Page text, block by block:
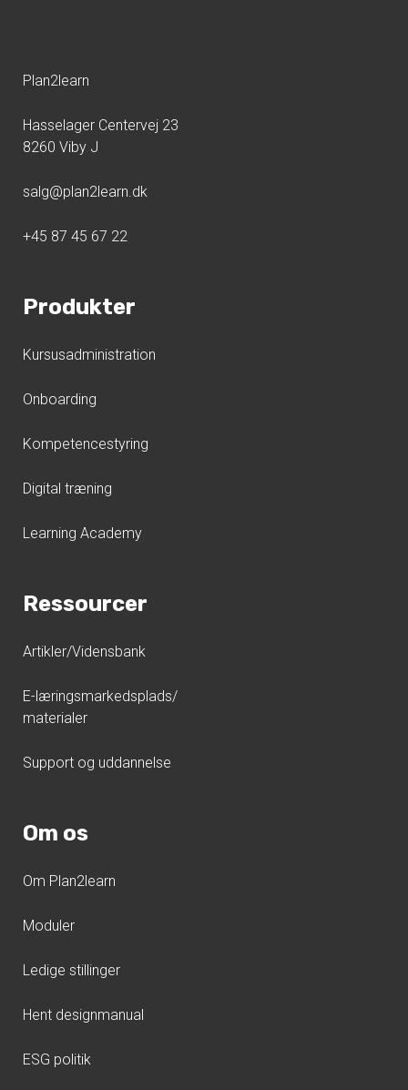
Plan2learn
Hasselager Centervej 23
8260 Viby J
salg@plan2learn.dk
+45 87 45 67 22
Produkter
Kursusadministration
Onboarding
Kompetencestyring
Digital træning
Learning Academy
Ressourcer
Artikler/Vidensbank
E-læringsmarkedsplads/
materialer
Support og uddannelse
Om os
Om Plan2learn
Moduler
Ledige stillinger
Hent designmanual
ESG politik